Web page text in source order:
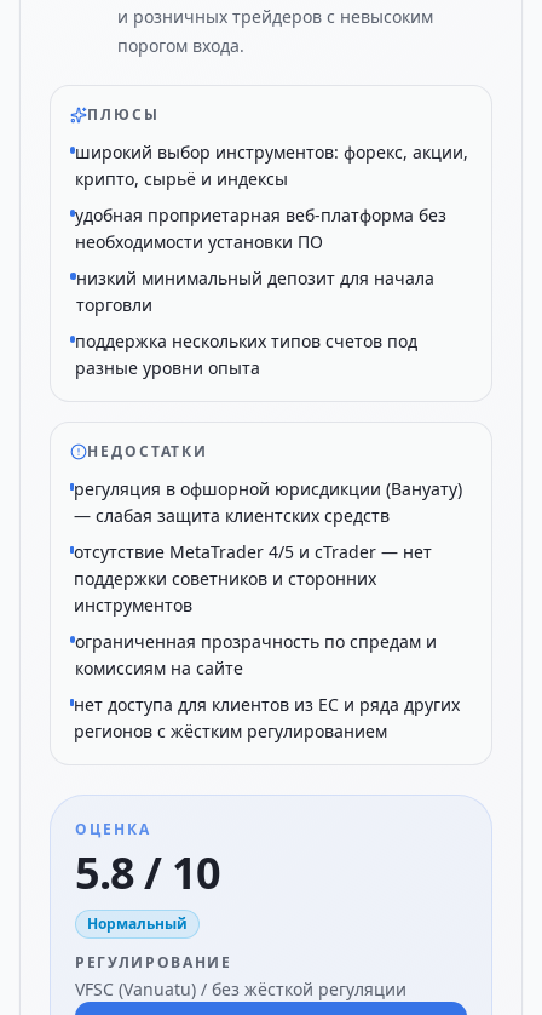
и розничных трейдеров с невысоким
порогом входа.
ПЛЮСЫ
широкий выбор инструментов: форекс, акции,
крипто, сырьё и индексы
удобная проприетарная веб-платформа без
необходимости установки ПО
низкий минимальный депозит для начала
торговли
поддержка нескольких типов счетов под
разные уровни опыта
НЕДОСТАТКИ
регуляция в офшорной юрисдикции (Вануату)
— слабая защита клиентских средств
отсутствие MetaTrader 4/5 и cTrader — нет
поддержки советников и сторонних
инструментов
ограниченная прозрачность по спредам и
комиссиям на сайте
нет доступа для клиентов из ЕС и ряда других
регионов с жёстким регулированием
ОЦЕНКА
5.8 / 10
Нормальный
РЕГУЛИРОВАНИЕ
VFSC (Vanuatu) / без жёсткой регуляции